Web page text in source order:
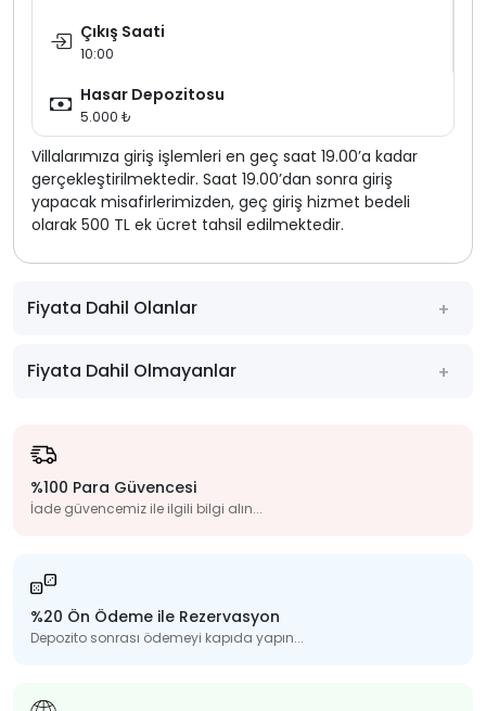
Çıkış Saati
10:00
Hasar Depozitosu
5.000 ₺
Villalarımıza giriş işlemleri en geç saat 19.00’a kadar
gerçekleştirilmektedir. Saat 19.00’dan sonra giriş
yapacak misafirlerimizden, geç giriş hizmet bedeli
olarak 500 TL ek ücret tahsil edilmektedir.
Fiyata Dahil Olanlar
Fiyata Dahil Olmayanlar
%100 Para Güvencesi
İade güvencemiz ile ilgili bilgi alın...
%20 Ön Ödeme ile Rezervasyon
Depozito sonrası ödemeyi kapıda yapın...